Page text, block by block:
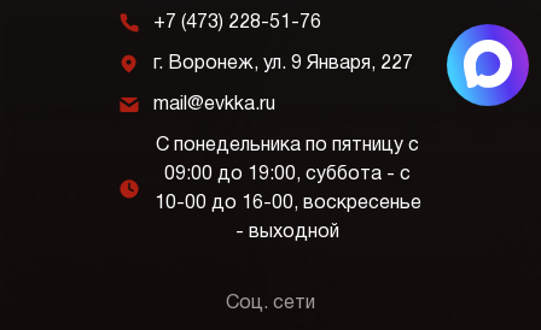
m +7 (473) 228-51-76
j г. Воронеж, ул. 9 Января, 227
k mail@evkka.ru
l
С понедельника по пятницу с
09:00 до 19:00, суббота - с
10-00 до 16-00, воскресенье
- выходной
Соц. сети